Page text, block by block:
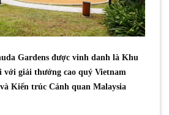
Gardens được vinh danh là Khu
giải thưởng cao quý Vietnam
Kiến trúc Cảnh quan Malaysia